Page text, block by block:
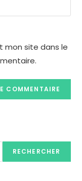
mon site dans le
RECHERCHER